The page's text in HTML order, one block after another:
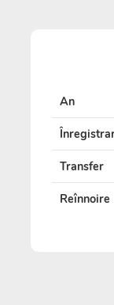
An
Transfer
Reînnoire